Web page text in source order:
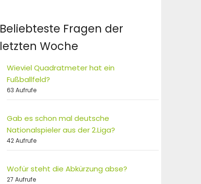
Beliebteste Fragen der
letzten Woche
Wieviel Quadratmeter hat ein
Fußballfeld?
63 Aufrufe
Gab es schon mal deutsche
Nationalspieler aus der 2.Liga?
42 Aufrufe
Wofür steht die Abkürzung abse?
27 Aufrufe